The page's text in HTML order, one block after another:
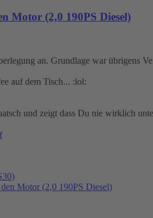
Motor (2,0 190PS Diesel)
an. Grundlage war übrigens
auf dem Tisch... :lol:
und zeigt dass Du nie wirklich
Motor (2,0 190PS Diesel)